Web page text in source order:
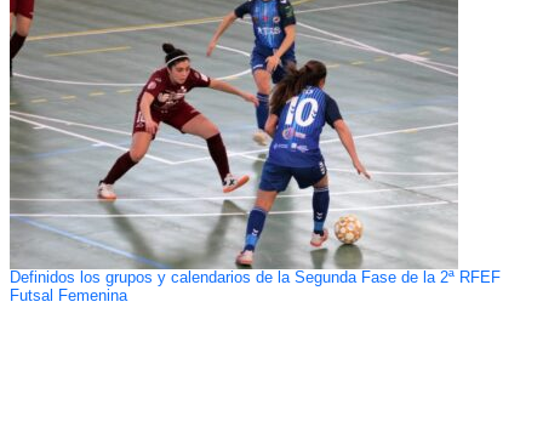
Definidos los grupos y calendarios de la Segunda Fase de la 2ª RFEF
Futsal Femenina